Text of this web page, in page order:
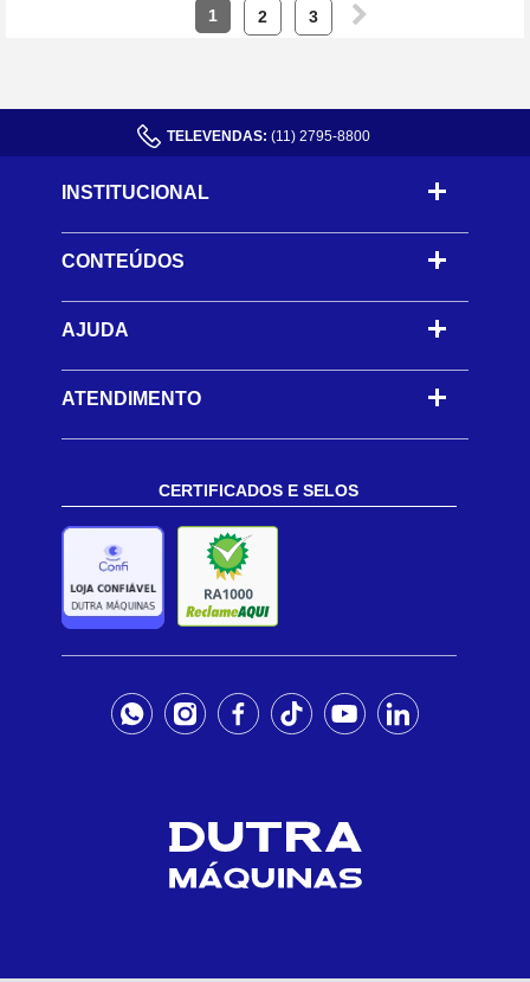
1 2 3
TELEVENDAS: (11) 2795-8800
INSTITUCIONAL
CONTEÚDOS -
AJUDA -
ATENDIMENTO
CERTIFICADOS E SELOS